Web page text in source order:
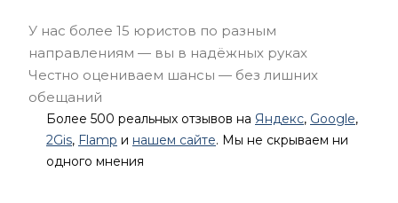
У нас более 15 юристов по разным
направлениям — вы в надёжных руках
Честно оцениваем шансы — без лишних
обещаний
Более 500 реальных отзывов на Яндекс, Google,
2Gis, Flamp и нашем сайте. Мы не скрываем ни
одного мнения